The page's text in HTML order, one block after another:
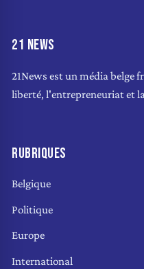
21 NEWS
21News est un média belge
liberté, l'entrepreneuriat et
RUBRIQUES
Belgique
Politique
Europe
International